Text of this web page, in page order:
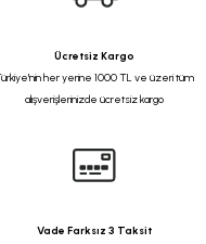
Ücretsiz Kargo
her yerine 1000 TL ve üzeri tüm
alışverişlerinizde ücretsiz kargo
Vade Farksız 3 Taksit